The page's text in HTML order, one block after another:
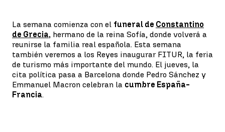
La semana comienza con el funeral de Constantino
de Grecia, hermano de la reina Sofía, donde volverá a
reunirse la familia real española. Esta semana
también veremos a los Reyes inaugurar FITUR, la feria
de turismo más importante del mundo. El jueves, la
cita política pasa a Barcelona donde Pedro Sánchez y
Emmanuel Macron celebran la cumbre España-
Francia.